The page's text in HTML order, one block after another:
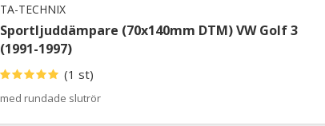
TA-TECHNIX
Sportljuddämpare (70x140mm DTM) VW Golf 3
(1991-1997)
(1 st)
med rundade slutrör